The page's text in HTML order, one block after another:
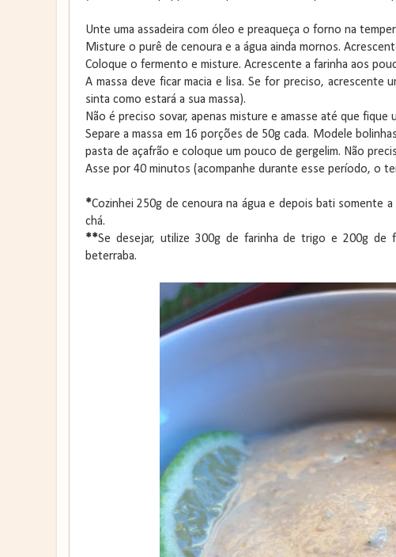
Unte uma assadeira com óleo e preaqueça o forno na
Misture o purê de cenoura e a água ainda mornos.
Coloque o fermento e misture. Acrescente a farinha aos
A massa deve ficar macia e lisa. Se for preciso, acrescente
sinta como estará a sua massa).
Não é preciso sovar, apenas misture e amasse até que fique
Separe a massa em 16 porções de 50g cada. Modele
pasta de açafrão e coloque um pouco de gergelim. Não
Asse por 40 minutos (acompanhe durante esse período, o
*Cozinhei 250g de cenoura na água e depois bati somente
chá.
**Se desejar, utilize 300g de farinha de trigo e 200g de
beterraba.